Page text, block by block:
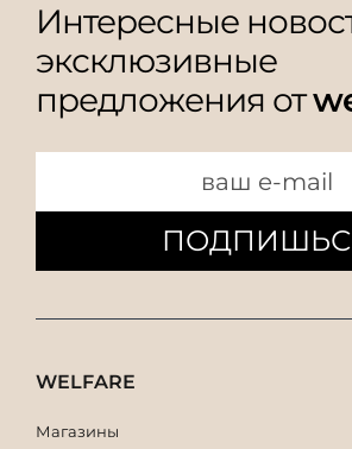
Интересные
эксклюзивные
предложения от
WELFARE
Магазины